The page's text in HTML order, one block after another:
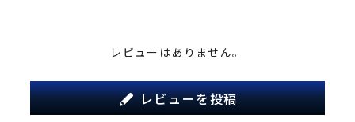
レビューはありません。
レビューを投稿